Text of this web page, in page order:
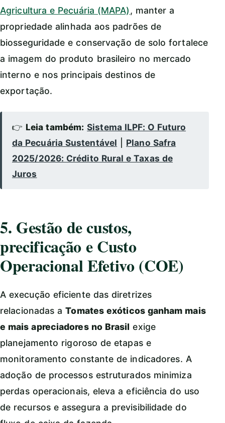
Agricultura e Pecuária (MAPA), manter a
propriedade alinhada aos padrões de
biosseguridade e conservação de solo fortalece
a imagem do produto brasileiro no mercado
interno e nos principais destinos de
exportação.
👉 Leia também: Sistema ILPF: O Futuro
da Pecuária Sustentável
Plano Safra
2025/2026: Crédito Rural e Taxas de
Juros
5. Gestão de custos,
precificação e Custo
Operacional Efetivo (COE)
A execução eficiente das diretrizes
relacionadas aTomates exóticos ganham mais
e mais apreciadores no Brasil exige
planejamento rigoroso de etapas e
monitoramento constante de indicadores. A
adoção de processos estruturados minimiza
perdas operacionais, eleva a eficiência do uso
de recursos e assegura a previsibilidade do